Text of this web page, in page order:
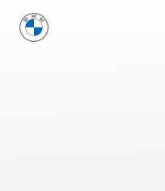
BMW Suomi